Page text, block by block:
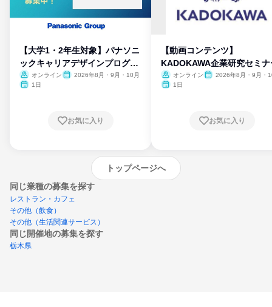
【大学1・2年生対象】パナソニ
ックキャリアデザインプログラ
ム
オンライン
2026年8月・9月・10月
1日
お気に入り
【動画コンテンツ】
KADOKAWA企業研究セミナ
オンライン
2026年8月・9月・
1日
お気に入り
トップページへ
同じ業種の募集を探す
レストラン・カフェ
その他（飲食）
その他（生活関連サービス）
同じ開催地の募集を探す
栃木県